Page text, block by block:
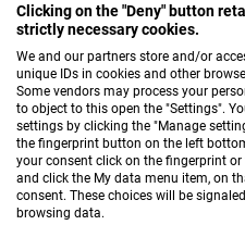
Clicking on the "Deny" button
strictly necessary cookies.
We and our partners store and/or
unique IDs in cookies and other
Some vendors may process your
to object to this open the "Settings".
settings by clicking the "Manage
the fingerprint button on the left
your consent click on the fingerprint
and click the My data menu item, on
consent. These choices will be
browsing data.
Allrounderglas-Set Vinos,
Verkäufer:
Zwiesel
Verkaufspreis
24,99 €
Regulärer Preis
29,95 €